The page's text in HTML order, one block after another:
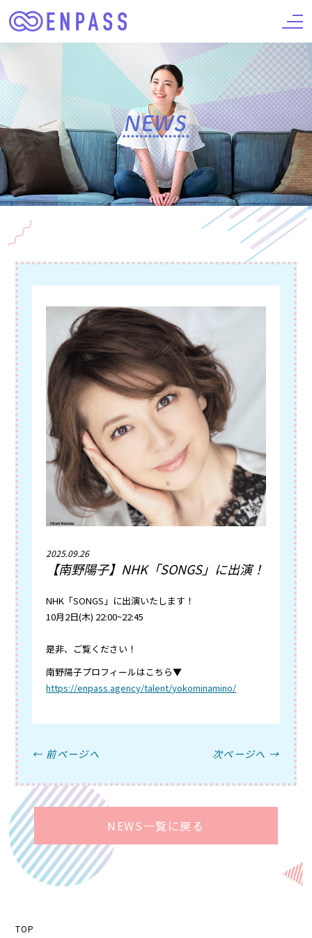
2025.09.26
【南野陽子】NHK「SONGS」に出演！
NHK「SONGS」に出演いたします！
10月2日(木) 22:00~22:45
是非、ご覧ください！
南野陽子プロフィールはこちら▼
https://enpass.agency/talent/yokominamino/
← 前ページへ 次ページへ →
NEWS一覧に戻る
TOP